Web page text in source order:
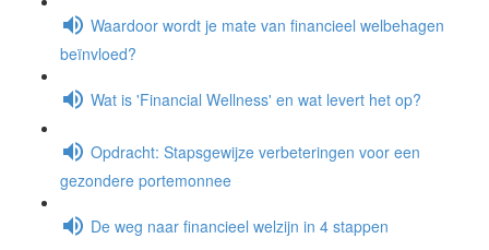
Waardoor wordt je mate van financieel welbehagen
beïnvloed?
Wat is 'Financial Wellness' en wat levert het op?
Opdracht: Stapsgewijze verbeteringen voor een
gezondere portemonnee
De weg naar financieel welzijn in 4 stappen